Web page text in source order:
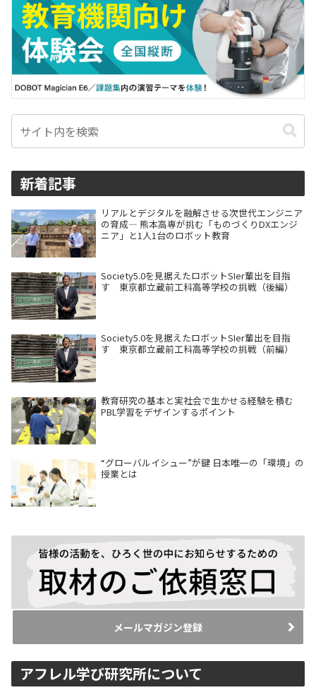
新着記事
リアルとデジタルを融解させる次世代エンジニア
の育成― 熊本高専が挑む「ものづくりDXエンジ
ニア」と1人1台のロボット教育
Society5.0を見据えたロボットSIer輩出を目指
す 東京都立蔵前工科高等学校の挑戦（後編）
Society5.0を見据えたロボットSIer輩出を目指
す 東京都立蔵前工科高等学校の挑戦（前編）
教育研究の基本と実社会で生かせる経験を積む
PBL学習をデザインするポイント
“グローバルイシュー”が鍵 日本唯一の「環境」の
授業とは
メールマガジン登録
アフレル学び研究所について